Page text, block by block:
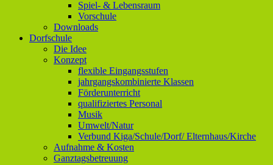
Spiel- & Lebensraum
Vorschule
Downloads
Dorfschule
Die Idee
Konzept
flexible Eingangsstufen
jahrgangskombinierte Klassen
Förderunterricht
qualifiziertes Personal
Musik
Umwelt/Natur
Verbund Kiga/Schule/Dorf/ Elternhaus/Kirche
Aufnahme & Kosten
Ganztagsbetreuung